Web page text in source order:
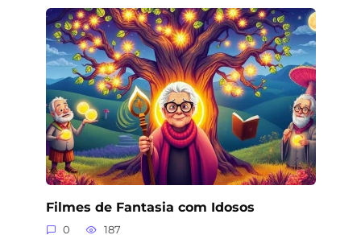
Filmes de Fantasia com Idosos
0 187